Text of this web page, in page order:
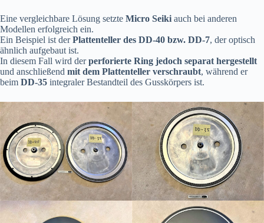
Eine vergleichbare Lösung setzte Micro Seiki auch bei anderen
Modellen erfolgreich ein.
Ein Beispiel ist derPlattenteller des DD-40 bzw. DD-7, der optisch
ähnlich aufgebaut ist.
In diesem Fall wird derperforierte Ring jedoch separat hergestellt
und anschließend mit dem Plattenteller verschraubt, während er
beim DD-35 integraler Bestandteil des Gusskörpers ist.